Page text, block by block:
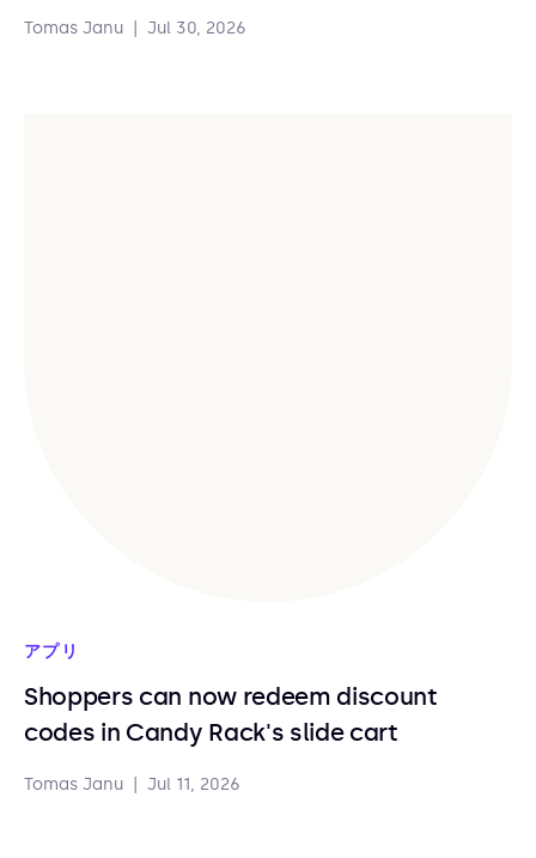
Tomas Janu Jul 30, 2026
アプリ
Shoppers can now redeem discount
codes in Candy Rack's slide cart
Tomas Janu Jul 11, 2026